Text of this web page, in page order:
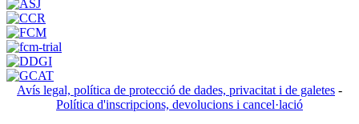
Avís legal, política de protecció de dades, privacitat i de galetes -
Política d'inscripcions, devolucions i cancel·lació